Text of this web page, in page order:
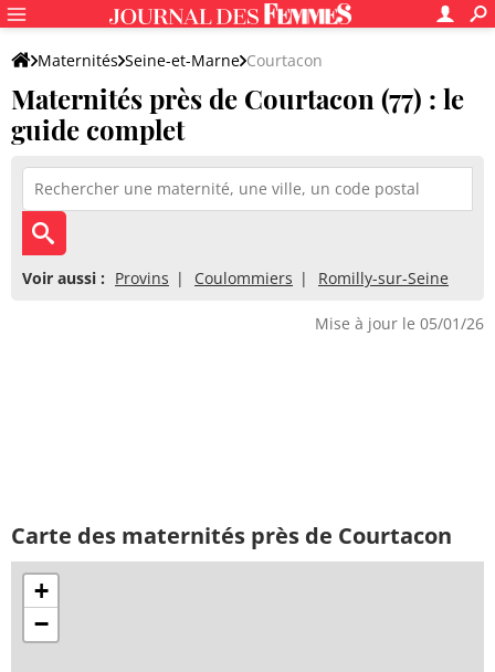
Maternités Seine-et-Marne Courtacon
Maternités près de Courtacon (77) : le
guide complet
Voir aussi : Provins Coulommiers Romilly-sur-Seine
Mise à jour le 05/01/26
Carte des maternités près de Courtacon
+
−